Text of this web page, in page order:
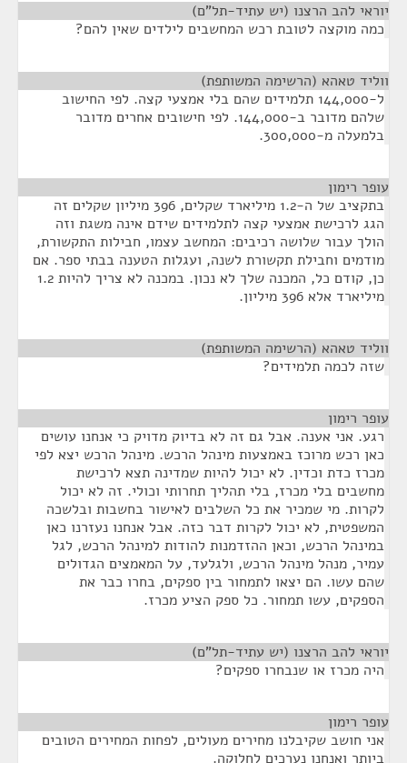
יוראי להב הרצנו (יש עתיד-תל"ם)
כמה מוקצה לטובת רכש המחשבים לילדים שאין להם?
ווליד טאהא (הרשימה המשותפת)
ל-144,000 תלמידים שהם בלי אמצעי קצה. לפי החישוב
שלהם מדובר ב-144,000. לפי חישובים אחרים מדובר
בלמעלה מ-300,000.
עופר רימון
בתקציב של ה-1.2 מיליארד שקלים, 396 מיליון שקלים זה
הגג לרכישת אמצעי קצה לתלמידים שידם אינה משגת וזה
הולך עבור שלושה רכיבים: המחשב עצמו, חבילות התקשורת,
מודמים וחבילת תקשורת לשנה, ועגלות הטענה בבתי ספר. אם
כן, קודם כל, המכנה שלך לא נכון. במכנה לא צריך להיות 1.2
מיליארד אלא 396 מיליון.
ווליד טאהא (הרשימה המשותפת)
שזה לכמה תלמידים?
עופר רימון
רגע. אני אענה. אבל גם זה לא בדיוק מדויק כי אנחנו עושים
כאן רכש מרוכז באמצעות מינהל הרכש. מינהל הרכש יצא לפי
מכרז כדת וכדין. לא יכול להיות שמדינה תצא לרכישת
מחשבים בלי מכרז, בלי תהליך תחרותי וכולי. זה לא יכול
לקרות. מי שמכיר את כל השלבים לאישור בחשבות ובלשכה
המשפטית, לא יכול לקרות דבר כזה. אבל אנחנו נעזרנו כאן
במינהל הרכש, וכאן ההזדמנות להודות למינהל הרכש, לגל
עמיר, מנהל מינהל הרכש, ולגלעד, על המאמצים הגדולים
שהם עשו. הם יצאו לתמחור בין ספקים, בחרו כבר את
הספקים, עשו תמחור. כל ספק הציע מכרז.
יוראי להב הרצנו (יש עתיד-תל"ם)
היה מכרז או שנבחרו ספקים?
עופר רימון
אני חושב שקיבלנו מחירים מעולים, לפחות המחירים הטובים
ביותר ואנחנו נערכים לחלוקה.